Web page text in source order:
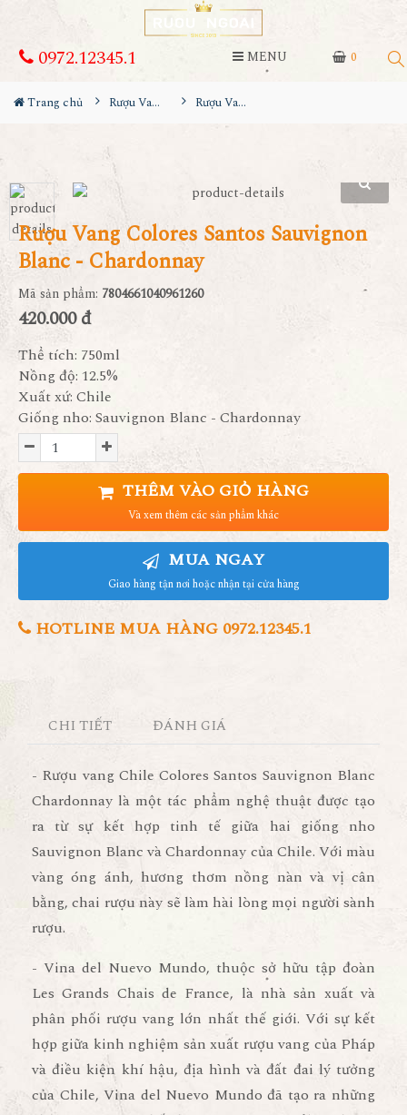
0
0972.12345.1 MENU
Trang chủ Rượu Vang Rượu Vang Colores Santos Sauvignon Blanc - Chardonnay
Rượu Vang Colores Santos Sauvignon
Blanc - Chardonnay
Mã sản phẩm: 7804661040961260
420.000 đ
Thể tích: 750ml
Nồng độ: 12.5%
Xuất xứ: Chile
Giống nho: Sauvignon Blanc - Chardonnay
THÊM VÀO GIỎ HÀNG
Và xem thêm các sản phẩm khác
MUA NGAY
Giao hàng tận nơi hoặc nhận tại cửa hàng
HOTLINE MUA HÀNG 0972.12345.1
CHI TIẾT ĐÁNH GIÁ
- Rượu vang Chile Colores Santos Sauvignon Blanc
Chardonnay là một tác phẩm nghệ thuật được tạo
ra từ sự kết hợp tinh tế giữa hai giống nho
Sauvignon Blanc và Chardonnay của Chile. Với màu
vàng óng ánh, hương thơm nồng nàn và vị cân
bằng, chai rượu này sẽ làm hài lòng mọi người sành
rượu.
- Vina del Nuevo Mundo, thuộc sở hữu tập đoàn
Les Grands Chais de France, là nhà sản xuất và
phân phối rượu vang lớn nhất thế giới. Với sự kết
hợp giữa kinh nghiệm sản xuất rượu vang của Pháp
và điều kiện khí hậu, địa hình và đất đai lý tưởng
của Chile, Vina del Nuevo Mundo đã tạo ra những